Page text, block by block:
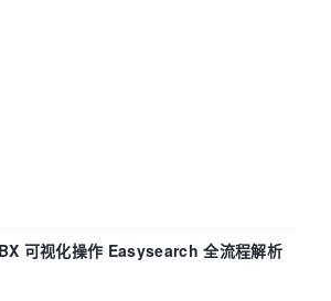
可视化操作 Easysearch 全流程解析